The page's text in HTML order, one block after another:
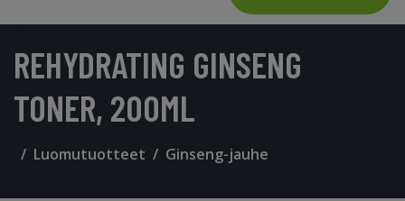
REHYDRATING GINSENG
TONER, 200ML
Luomutuotteet Ginseng-jauhe